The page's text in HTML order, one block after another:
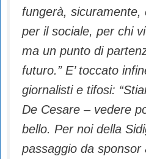
fungerà, sicuramente,
per il sociale, per chi
ma un punto di
futuro.” E’ toccato
giornalisti e tifosi:
De Cesare – vedere
bello. Per noi della
passaggio da